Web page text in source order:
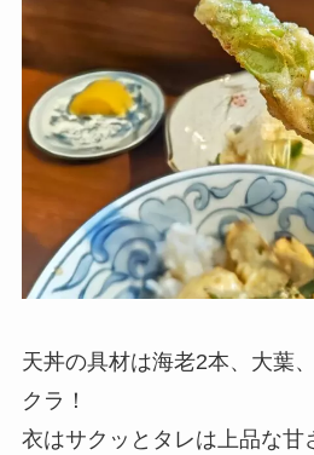
天丼の具材は海老2本、大葉
クラ！
衣はサクッとタレは上品な甘